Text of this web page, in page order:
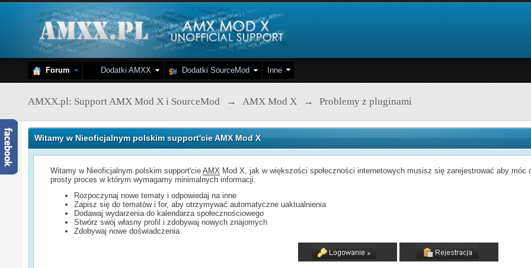
Forum Dodatki AMXX Dodatki SourceMod Inne
AMXX.pl: Support AMX Mod X i SourceMod → AMX Mod X → Problemy z pluginami
Witamy w Nieoficjalnym polskim support'cie AMX Mod X
Witamy w Nieoficjalnym polskim support'cieAMX Mod X, jak w większości społeczności internetowych musisz się zarejestrować aby
prosty proces w którym wymagamy minimalnych informacji.
Rozpoczynaj nowe tematy i odpowiedaj na inne
Zapisz się do tematów i for, aby otrzymywać automatyczne uaktualnienia
Dodawaj wydarzenia do kalendarza społecznościowego
Stwórz swój własny profil i zdobywaj nowych znajomych
Zdobywaj nowe doświadczenia